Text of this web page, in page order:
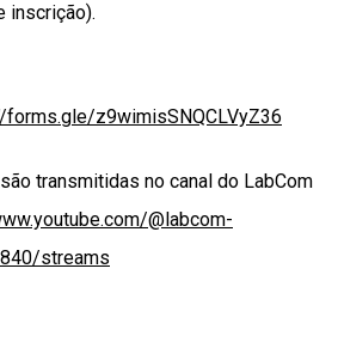
inscrição).
z9wimisSNQCLVyZ36
transmitidas no canal do LabCom
@labcom-
streams